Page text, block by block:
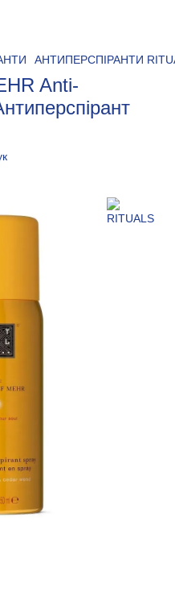
АНТИПЕРСПІРАНТИ
Anti-